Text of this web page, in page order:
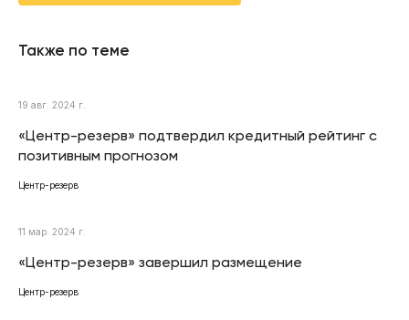
Также по теме
19 авг. 2024 г.
«Центр-резерв» подтвердил кредитный рейтинг с
позитивным прогнозом
Центр-резерв
11 мар. 2024 г.
«Центр-резерв» завершил размещение
Центр-резерв